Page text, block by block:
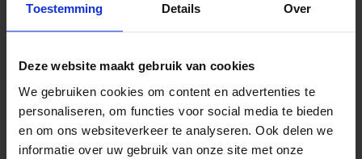
Toestemming Details Over
Deze website maakt gebruik van cookies
We gebruiken cookies om content en advertenties te
personaliseren, om functies voor social media te bieden
en om ons websiteverkeer te analyseren. Ook delen we
informatie over uw gebruik van onze site met onze
16,60€Inkl. MwSt.